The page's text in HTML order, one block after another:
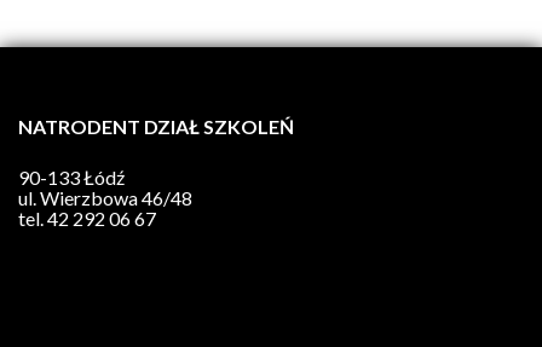
NATRODENT DZIAŁ SZKOLEŃ
90-133 Łódź
ul. Wierzbowa 46/48
tel.42 292 06 67